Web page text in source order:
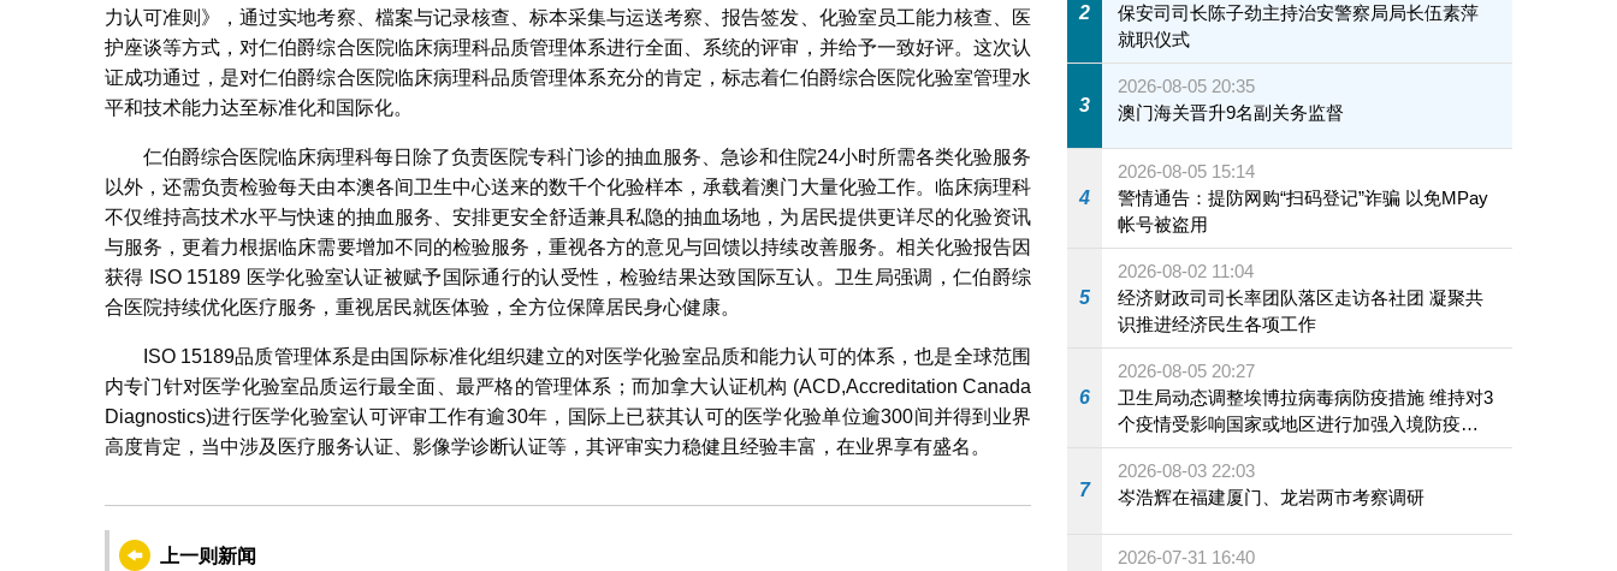
力认可准则》，通过实地考察、檔案与记录核查、标本采集与运送考察、报告签发、化验室员工能力核查、医
护座谈等方式，对仁伯爵综合医院临床病理科品质管理体系进行全面、系统的评审，并给予一致好评。这次认
证成功通过，是对仁伯爵综合医院临床病理科品质管理体系充分的肯定，标志着仁伯爵综合医院化验室管理水
平和技术能力达至标准化和国际化。
仁伯爵综合医院临床病理科每日除了负责医院专科门诊的抽血服务、急诊和住院24小时所需各类化验服务
以外，还需负责检验每天由本澳各间卫生中心送来的数千个化验样本，承载着澳门大量化验工作。临床病理科
不仅维持高技术水平与快速的抽血服务、安排更安全舒适兼具私隐的抽血场地，为居民提供更详尽的化验资讯
与服务，更着力根据临床需要增加不同的检验服务，重视各方的意见与回馈以持续改善服务。相关化验报告因
获得 ISO 15189 医学化验室认证被赋予国际通行的认受性，检验结果达致国际互认。卫生局强调，仁伯爵综
合医院持续优化医疗服务，重视居民就医体验，全方位保障居民身心健康。
ISO 15189品质管理体系是由国际标准化组织建立的对医学化验室品质和能力认可的体系，也是全球范围
内专门针对医学化验室品质运行最全面、最严格的管理体系；而加拿大认证机构 (ACD,Accreditation Canada
Diagnostics)进行医学化验室认可评审工作有逾30年，国际上已获其认可的医学化验单位逾300间并得到业界
高度肯定，当中涉及医疗服务认证、影像学诊断认证等，其评审实力稳健且经验丰富，在业界享有盛名。
上一则新闻
2
保安司司长陈子劲主持治安警察局局长伍素萍
就职仪式
3
2026-08-05 20:35
澳门海关晋升9名副关务监督
4
2026-08-05 15:14
警情通告：提防网购“扫码登记”诈骗 以免MPay
帐号被盗用
5
2026-08-02 11:04
经济财政司司长率团队落区走访各社团 凝聚共
识推进经济民生各项工作
6
2026-08-05 20:27
卫生局动态调整埃博拉病毒病防疫措施 维持对3
个疫情受影响国家或地区进行加强入境防疫措
施
7
2026-08-03 22:03
岑浩辉在福建厦门、龙岩两市考察调研
2026-07-31 16:40